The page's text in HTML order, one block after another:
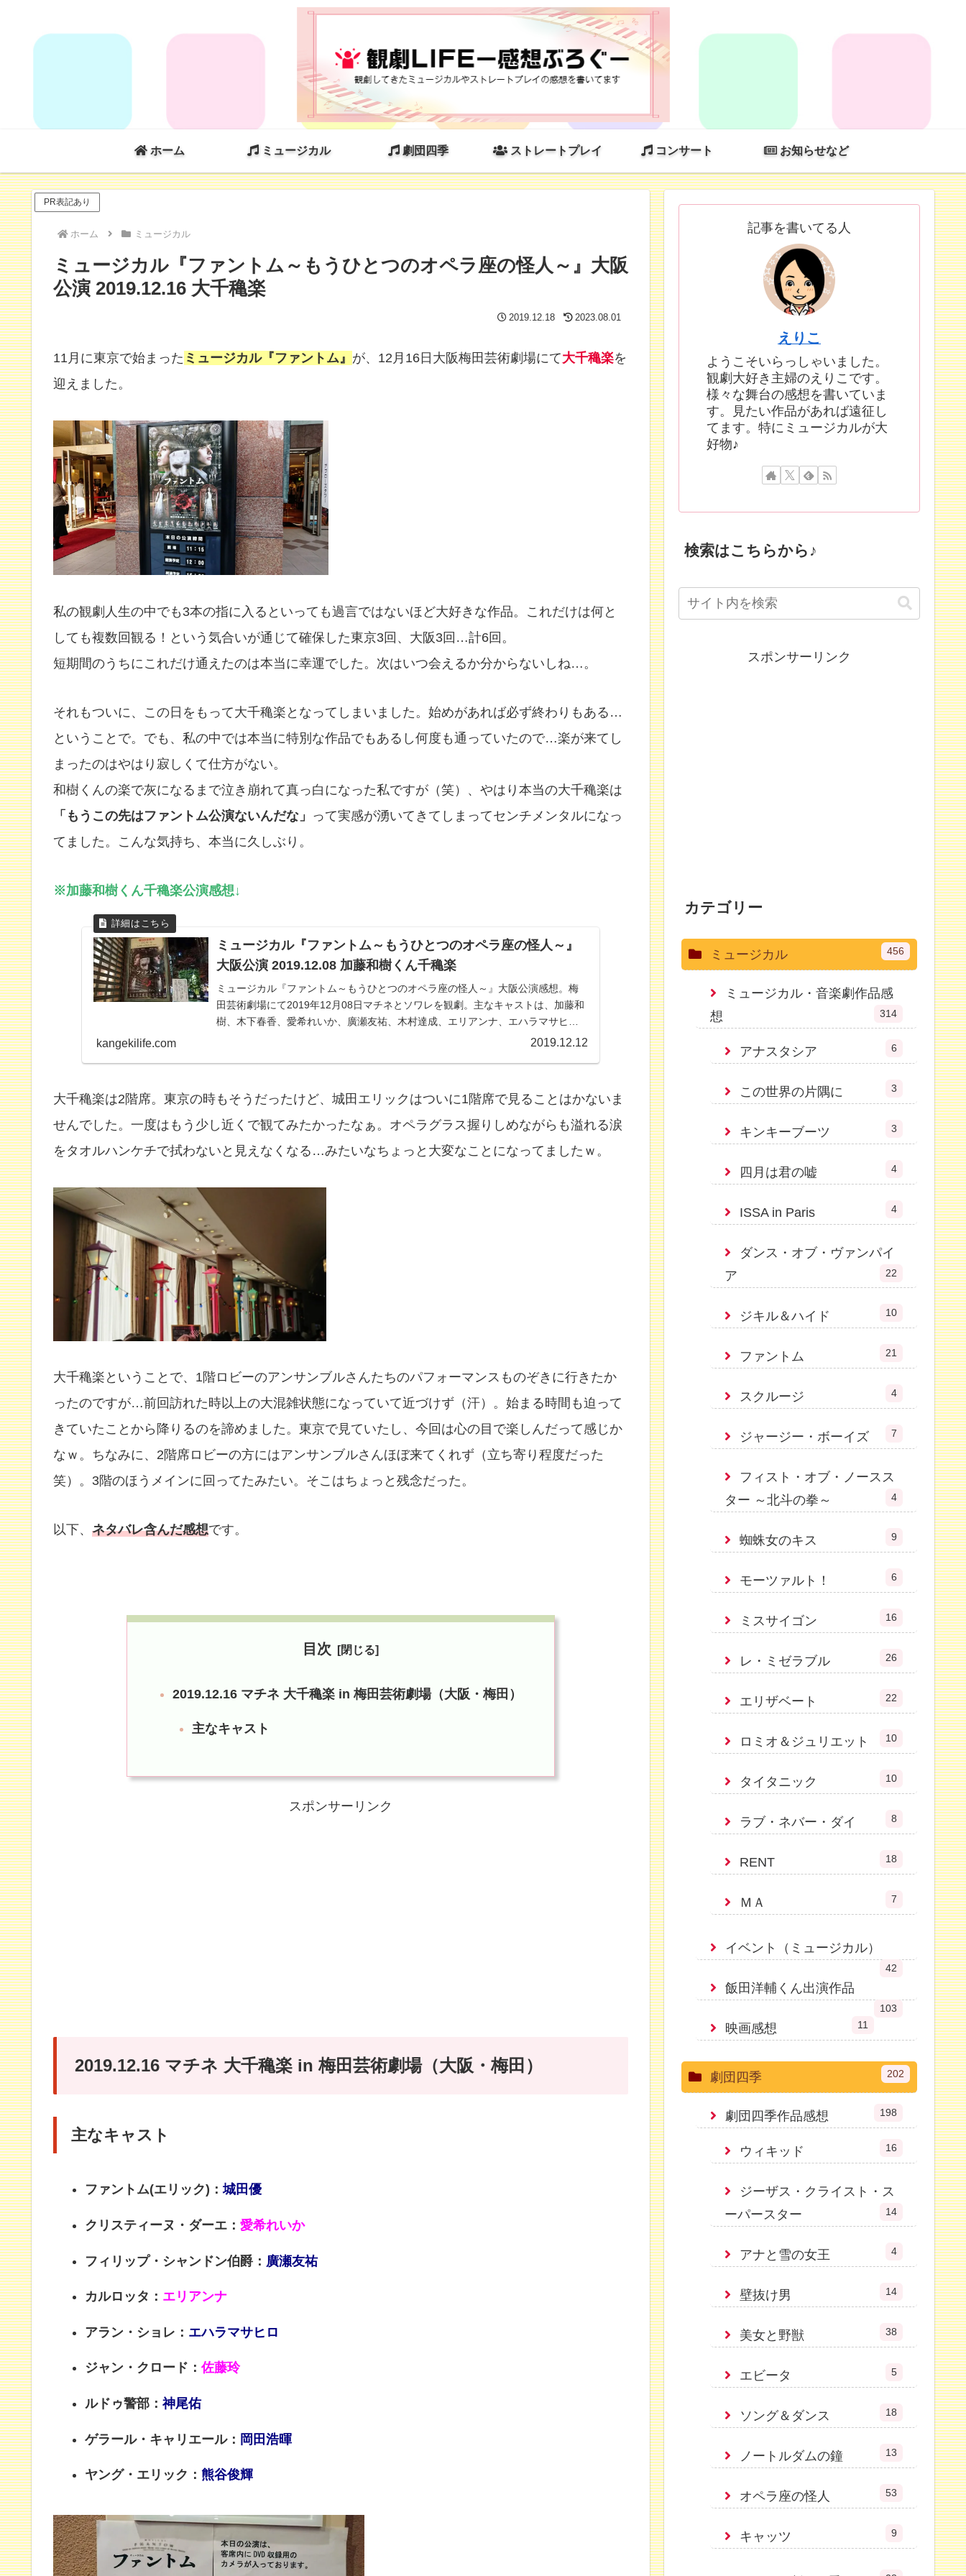
ホーム ミュージカル 劇団四季 ストレートプレイ コンサート お知らせなど
PR表記あり
ホーム ミュージカル
ミュージカル『ファントム～もうひとつのオペラ座の怪人～』大阪
公演 2019.12.16 大千穐楽
2019.12.18 2023.08.01
11月に東京で始まった ミュージカル『ファントム』 が、12月16日大阪梅田芸術劇場にて大千穐楽を
迎えました。
私の観劇人生の中でも3本の指に入るといっても過言ではないほど大好きな作品。これだけは何と
しても複数回観る！という気合いが通じて確保した東京3回、大阪3回…計6回。
短期間のうちにこれだけ通えたのは本当に幸運でした。次はいつ会えるか分からないしね…。
それもついに、この日をもって大千穐楽となってしまいました。始めがあれば必ず終わりもある…
ということで。でも、私の中では本当に特別な作品でもあるし何度も通っていたので…楽が来てし
まったのはやはり寂しくて仕方がない。
和樹くんの楽で灰になるまで泣き崩れて真っ白になった私ですが（笑）、やはり本当の大千穐楽は
「もうこの先はファントム公演ないんだな」 って実感が湧いてきてしまってセンチメンタルになっ
てました。こんな気持ち、本当に久しぶり。
※加藤和樹くん千穐楽公演感想↓
ミュージカル『ファントム～もうひとつのオペラ座の怪人～』
大阪公演 2019.12.08 加藤和樹くん千穐楽
ミュージカル『ファントム～もうひとつのオペラ座の怪人～』大阪公演感想。梅
田芸術劇場にて2019年12月08日マチネとソワレを観劇。主なキャストは、加藤和
樹、木下春香、愛希れいか、廣瀬友祐、木村達成、エリアンナ、エハラマサヒ
kangekilife.com 2019.12.12
大千穐楽は2階席。東京の時もそうだったけど、城田エリックはついに1階席で見ることはかないま
せんでした。一度はもう少し近くで観てみたかったなぁ。オペラグラス握りしめながらも溢れる涙
をタオルハンケチで拭わないと見えなくなる…みたいなちょっと大変なことになってましたｗ。
大千穐楽ということで、1階ロビーのアンサンブルさんたちのパフォーマンスものぞきに行きたか
ったのですが…前回訪れた時以上の大混雑状態になっていて近づけず（汗）。始まる時間も迫って
きていたことから降りるのを諦めました。東京で見ていたし、今回は心の目で楽しんだって感じか
なｗ。ちなみに、2階席ロビーの方にはアンサンブルさんほぼ来てくれず（立ち寄り程度だった
笑）。3階のほうメインに回ってたみたい。そこはちょっと残念だった。
以下、 ネタバレ含んだ感想です。
目次
2019.12.16 マチネ 大千穐楽 in 梅田芸術劇場（大阪・梅田）
主なキャスト
スポンサーリンク
2019.12.16 マチネ 大千穐楽 in 梅田芸術劇場（大阪・梅田）
主なキャスト
ファントム(エリック)：城田優
クリスティーヌ・ダーエ： 愛希れいか
フィリップ・シャンドン伯爵： 廣瀬友祐
カルロッタ： エリアンナ
アラン・ショレ： エハラマサヒロ
ジャン・クロード：佐藤玲
ルドゥ警部： 神尾佑
ゲラール・キャリエール： 岡田浩暉
ヤング・エリック： 熊谷俊輝
記事を書いてる人
えりこ
ようこそいらっしゃいました。
観劇大好き主婦のえりこです。
様々な舞台の感想を書いていま
す。見たい作品があれば遠征し
てます。特にミュージカルが大
好物♪
検索はこちらから♪
スポンサーリンク
カテゴリー
ミュージカル 456
ミュージカル・音楽劇作品感
想
314
アナスタシア 6
この世界の片隅に 3
キンキーブーツ 3
四月は君の嘘 4
ISSA in Paris 4
ダンス・オブ・ヴァンパイ
ア
22
ジキル＆ハイド 10
ファントム 21
スクルージ 4
ジャージー・ボーイズ 7
フィスト・オブ・ノースス
ター ～北斗の拳～
4
蜘蛛女のキス 9
モーツァルト！ 6
ミスサイゴン 16
レ・ミゼラブル 26
エリザベート 22
ロミオ＆ジュリエット 10
タイタニック 10
ラブ・ネバー・ダイ 8
RENT 18
ＭＡ 7
イベント（ミュージカル）
42
飯田洋輔くん出演作品
103
映画感想 11
劇団四季 202
劇団四季作品感想 198
ウィキッド 16
ジーザス・クライスト・ス
ーパースター
14
アナと雪の女王 4
壁抜け男 14
美女と野獣 38
エビータ 5
ソング＆ダンス 18
ノートルダムの鐘 13
オペラ座の怪人 53
キャッツ 9